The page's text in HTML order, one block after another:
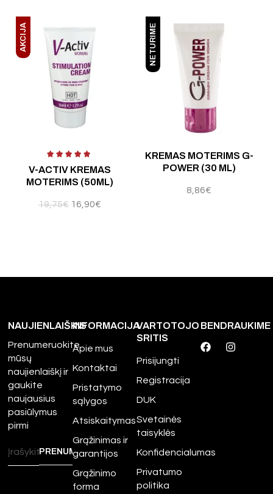
AKCIJA
V-ACTIV KREMAS
MOTERIMS (50ML)
19,75€ 16,90€
NETURIME
KREMAS MOTERIMS G-
POWER (30 ML)
8,86€
NAUJIENLAIŠKIS
Prenumeruokite
mūsų
naujienlaiškį ir
gaukite
naujausius
pasiūlymus
pirmi
INFORMACIJA
Apie mus
Kontaktai
Pristatymo
sąlygos
Atsiskaitymas
Grąžinimas ir
garantijos
Grąžinimo
forma
VARTOTOJO
SRITIS
Prisijungti
Registracija
DUK
Svetainės
taisyklės
Konfidencialumas
Privatumo
politika
BENDRAUKIME